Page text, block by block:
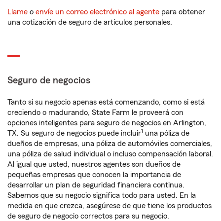
Llame o envíe un correo electrónico al agente para obtener
una cotización de seguro de artículos personales.
Seguro de negocios
Tanto si su negocio apenas está comenzando, como si está
creciendo o madurando, State Farm le proveerá con
opciones inteligentes para seguro de negocios en Arlington,
TX. Su seguro de negocios puede incluir1 una póliza de
dueños de empresas, una póliza de automóviles comerciales,
una póliza de salud individual o incluso compensación laboral.
Al igual que usted, nuestros agentes son dueños de
pequeñas empresas que conocen la importancia de
desarrollar un plan de seguridad financiera continua.
Sabemos que su negocio significa todo para usted. En la
medida en que crezca, asegúrese de que tiene los productos
de seguro de negocio correctos para su negocio.